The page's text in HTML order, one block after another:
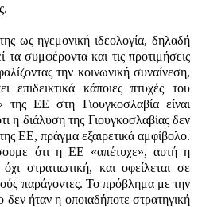
ως ηγεμονική ιδεολογία, δηλαδή
τα συμφέροντα και τις προτιμήσεις
την κοινωνική συναίνεση,
κάποιες πτυχές του
της ΕΕ στη Γιουγκοσλαβία είναι
η διάλυση της Γιουγκοσλαβίας δεν
ΕΕ, πράγμα εξαιρετικά αμφίβολο.
ότι η ΕΕ «απέτυχε», αυτή η
στρατιωτική, και οφείλεται σε
παράγοντες. Το πρόβλημα με την
ήταν η οποιαδήποτε στρατηγική